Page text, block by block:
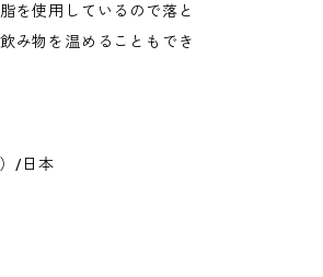
を使用しているので落と
み物を温めることもでき
/日本